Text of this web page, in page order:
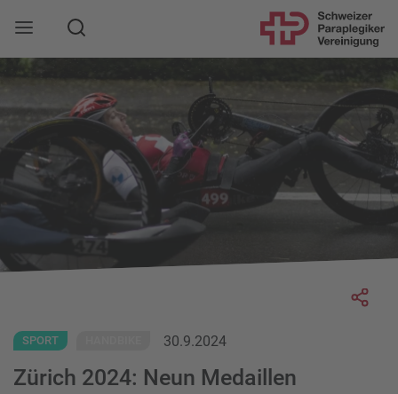
Mobile Navigation öffnen
Suche
SPORT 30.9.2024
Zürich 2024: Neun Medaillen